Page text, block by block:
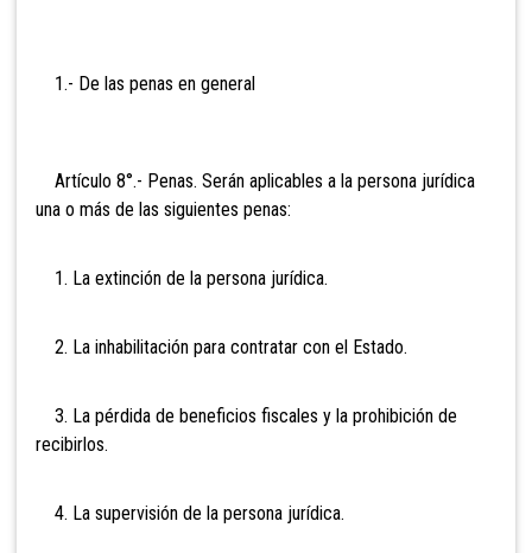
1.- De las penas en general
Artículo 8°.- Penas. Serán aplicables a la persona jurídica
una o más de las siguientes penas:
1. La extinción de la persona jurídica.
2. La inhabilitación para contratar con el Estado.
3. La pérdida de beneficios fiscales y la prohibición de
recibirlos.
4. La supervisión de la persona jurídica.